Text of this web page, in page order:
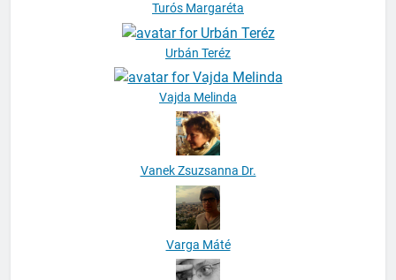
Turós Margaréta
Urbán Teréz
Vajda Melinda
Vanek Zsuzsanna Dr.
Varga Máté